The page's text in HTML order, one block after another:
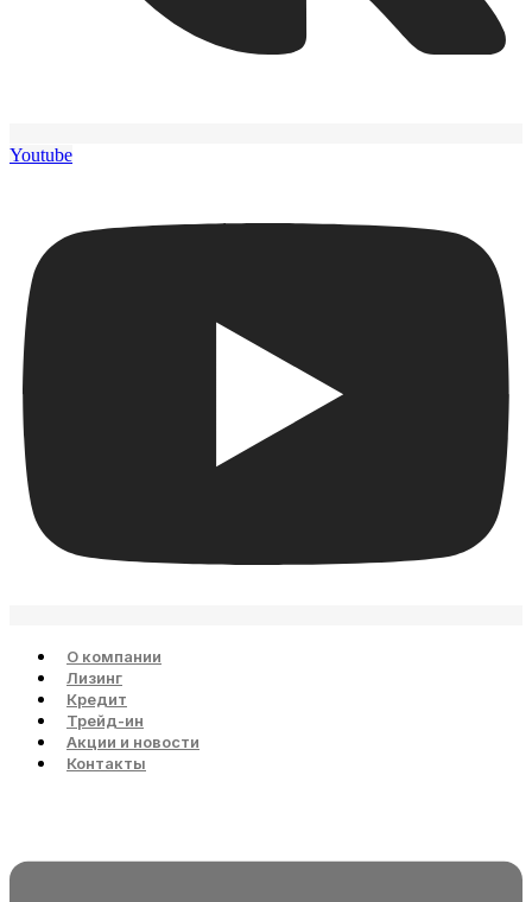
Youtube
О компании
Лизинг
Кредит
Трейд-ин
Акции и новости
Контакты